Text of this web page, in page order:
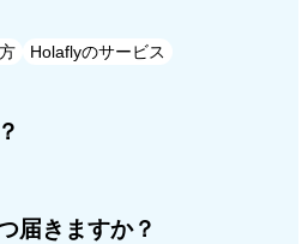
Holaflyのサービス
届きますか？